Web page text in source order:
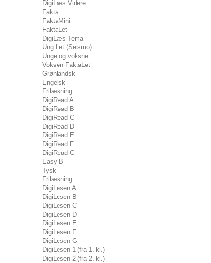
DigiLæs Videre
Fakta
FaktaMini
FaktaLet
DigiLæs Tema
Ung Let (Seismo)
Unge og voksne
Voksen FaktaLet
Grønlandsk
Engelsk
Frilæsning
DigiRead A
DigiRead B
DigiRead C
DigiRead D
DigiRead E
DigiRead F
DigiRead G
Easy B
Tysk
Frilæsning
DigiLesen A
DigiLesen B
DigiLesen C
DigiLesen D
DigiLesen E
DigiLesen F
DigiLesen G
DigiLesen 1 (fra 1. kl.)
DigiLesen 2 (fra 2. kl.)